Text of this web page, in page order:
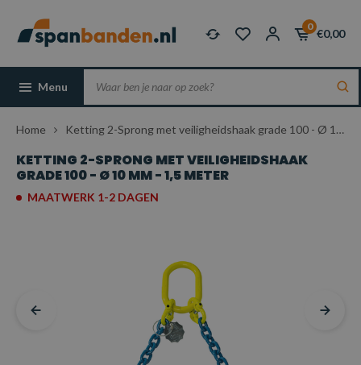
0
€0,00
Menu
Home Ketting 2-Sprong met veiligheidshaak grade 100 - Ø 10 mm - 1,5 meter
KETTING 2-SPRONG MET VEILIGHEIDSHAAK
GRADE 100 - Ø 10 MM - 1,5 METER
MAATWERK 1-2 DAGEN